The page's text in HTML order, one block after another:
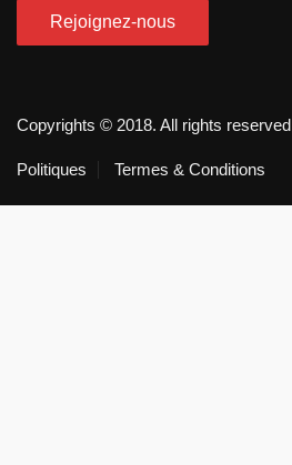
Copyrights © 2018. All rights reserved
Politiques Termes & Conditions